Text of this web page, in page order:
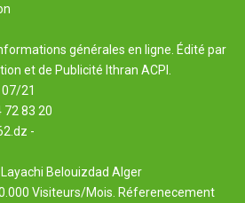
générales en ligne. Édité par
et de Publicité Ithran ACPI.
21
72 83 20
-
Belouizdad Alger
Visiteurs/Mois. Réferenecement